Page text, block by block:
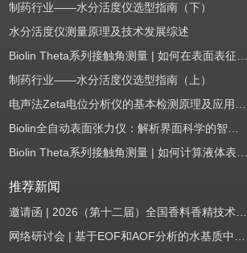
制药行业——水分活度仪选型指南（下）
水分活度仪测量原理及技术发展综述
Biolin Theta系列接触角测量 | 如何在表面表征应用中使用接触角：后退角
制药行业——水分活度仪选型指南（上）
电声法Zeta电位分析仪的基本检测原理及应用场景
Biolin全自动表面张力仪：解析界面科学的智能之眼
Biolin Theta系列接触角测量 | 如何计算液体表面张力分量
推荐新闻
邀请函 | 2026（第十二届）全国香料香精技术交流年会
网络研讨会 | 基于EOF和AOF分析的水基质中PFAS筛查